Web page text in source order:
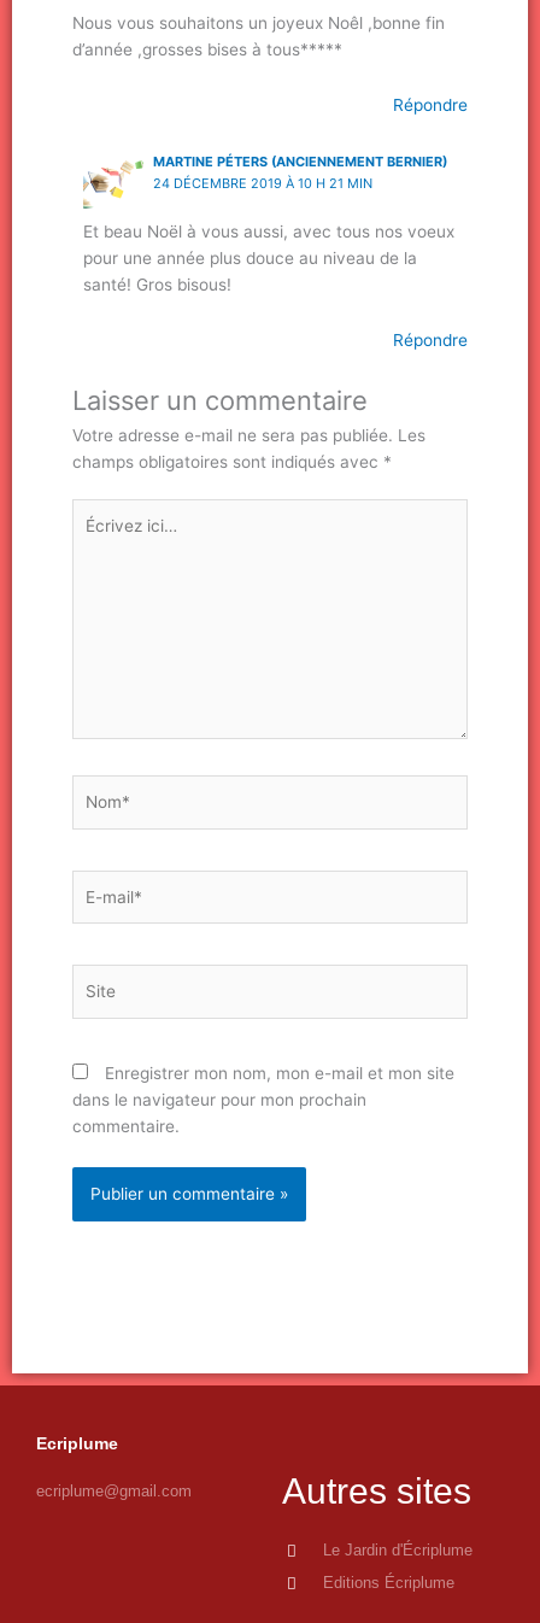
Nous vous souhaitons un joyeux Noêl ,bonne fin
d’année ,grosses bises à tous*****
Répondre
MARTINE PÉTERS (ANCIENNEMENT BERNIER)
24 DÉCEMBRE 2019 À 10 H 21 MIN
Et beau Noël à vous aussi, avec tous nos voeux
pour une année plus douce au niveau de la
santé! Gros bisous!
Répondre
Laisser un commentaire
Votre adresse e-mail ne sera pas publiée. Les
champs obligatoires sont indiqués avec *
Écrivez
ici…
mail*
Enregistrer mon nom, mon e-mail et mon site
dans le navigateur pour mon prochain
commentaire.
Ecriplume
ecriplume@gmail.com Autres sites
Le Jardin d'Écriplume
Editions Écriplume